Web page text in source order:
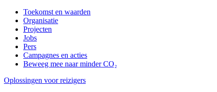
Toekomst en waarden
Organisatie
Projecten
Jobs
Pers
Campagnes en acties
Beweeg mee naar minder CO₂
Oplossingen voor reizigers